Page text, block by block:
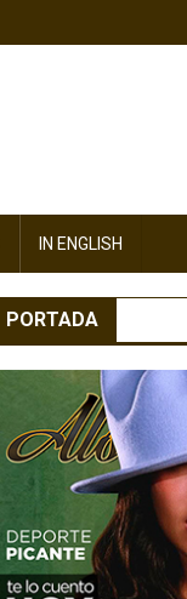
IN ENGLISH
PORTADA